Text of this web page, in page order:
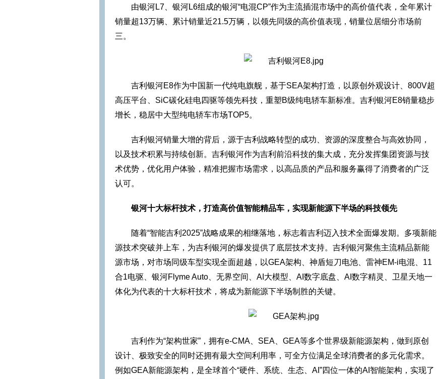
由银河L7、银河L6组成的银河“电混CP”作为主流插混市场中的高价值代表，全年累计
销量超13万辆、累计销量近21.5万辆，以领先同级的高价值表现，销量位居细分市场前
三。
吉利银河E8作为中国新一代纯电旗舰，基于SEA架构打造，以原创外观设计、800V超
高压平台、SiC碳化硅电四驱等领先科技，重塑B级纯电轿车新标准。吉利银河E8销量稳步
增长，稳居中大型纯电轿车市场TOP5。
吉利银河销量大增的背后，源于吉利战略转型的成功、资源的深度整合与高效协同，
以及技术积累与持续创新。吉利银河作为吉利前沿科技的集大成，充分发挥集团资源与技
术优势，优化用户体验，精准把握市场需求，以高品质的产品和服务赢得了消费者的广泛
认可。
银河十大标杆技术，打造高价值智能精品车，实现新能源下半场的科技领先
随着“智能吉利2025”战略成果的相继落地，标志着吉利迈入技术全面爆发期。多项新能
源技术突破并上车，为吉利银河的爆发提供了底层技术支持。吉利银河聚焦主流精品新能
源市场，对市场同级车型实现全面超越，以GEA架构、神盾短刀电池、雷神EM-i电混、11
合1电驱、银河Flyme Auto、无界空间、AI大模型、AI数字底盘、AI数字精灵、卫星天地一
体化为代表的十大标杆技术，将成为新能源下半场制胜的关键。
吉利作为“架构世家”，拥有e-CMA、SEA、GEA等多个世界级新能源架构，做到原创
设计、极致安全的同时还拥有最大空间利用率，可全方位满足全球消费者的多元化需求。
例如GEA新能源架构，是全球首个“硬件、系统、生态、AI”四位一体的AI智能架构，实现了